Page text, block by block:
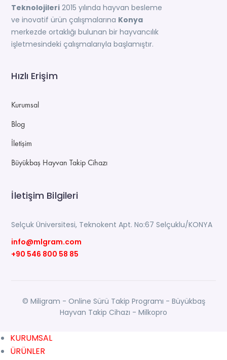
Teknolojileri 2015 yılında hayvan besleme
ve inovatif ürün çalışmalarına Konya
merkezde ortaklığı bulunan bir hayvancılık
işletmesindeki çalışmalarıyla başlamıştır.
Hızlı Erişim
Kurumsal
Blog
İletişim
Büyükbaş Hayvan Takip Cihazı
İletişim Bilgileri
Selçuk Üniversitesi, Teknokent Apt. No:67 Selçuklu/KONYA
info@mlgram.com
+90 546 800 58 85
© Miligram - Online Sürü Takip Programı - Büyükbaş
Hayvan Takip Cihazı - Milkopro
KURUMSAL
ÜRÜNLER